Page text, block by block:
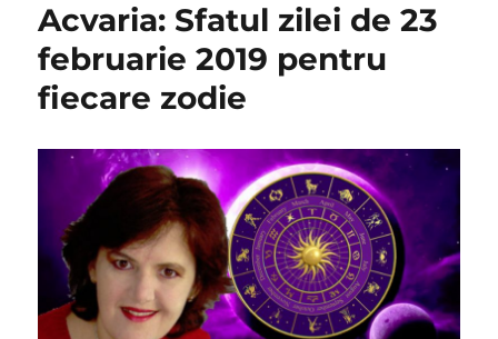
Acvaria: Sfatul zilei de 23
februarie 2019 pentru
fiecare zodie